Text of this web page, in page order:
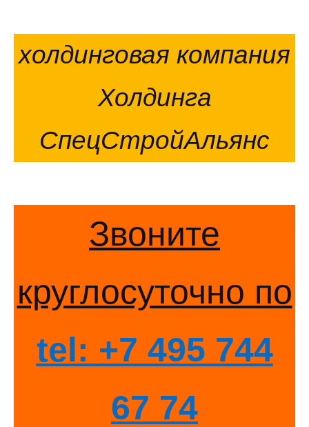
холдинговая компания
Холдинга
СпецСтройАльянс
Звоните
круглосуточно по
tel: +7 495 744
67 74